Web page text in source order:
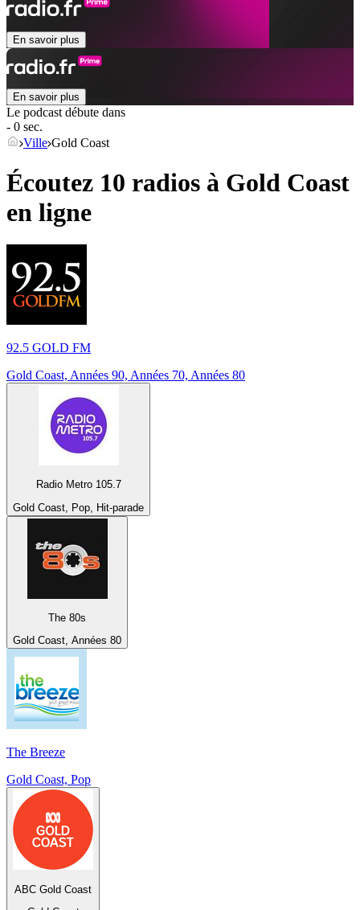
En savoir plus
En savoir plus
Le podcast débute dans
- 0 sec.
Ville Gold Coast
Écoutez 10 radios à Gold Coast
en ligne
92.5 GOLD FM
Gold Coast, Années 90, Années 70, Années 80
Radio Metro 105.7
Gold Coast, Pop, Hit-parade
The 80s
Gold Coast, Années 80
The Breeze
Gold Coast, Pop
ABC Gold Coast